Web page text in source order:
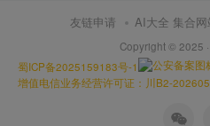
友链申请 AI大全 集合网
Copyright © 2025 ·
蜀ICP备2025159183号-1
增值电信业务经营许可证：川B2-